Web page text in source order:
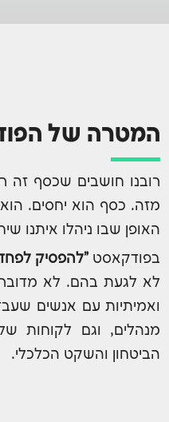
המטרה של
רובנו חושבים שכסף זה
מזה. כסף הוא יחסים.
האופן שבו ניהלו איתנו
בפודקאסט "להפסיק
לא לגעת בהם. לא
ואמיתיות עם אנשים
מנהלים, וגם לקוחות
הביטחון והשקט הכלכלי.